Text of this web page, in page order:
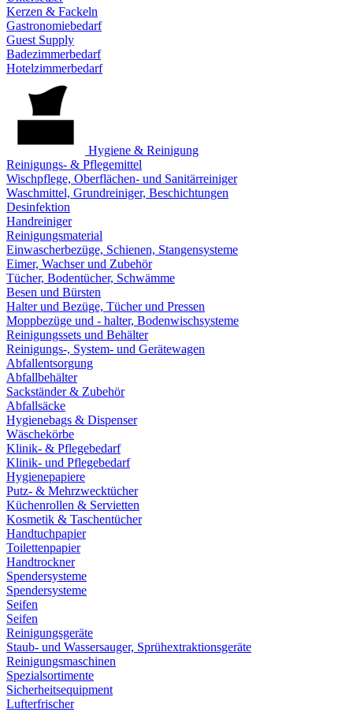
Kerzen & Fackeln
Gastronomiebedarf
Guest Supply
Badezimmerbedarf
Hotelzimmerbedarf
Hygiene & Reinigung
Reinigungs- & Pflegemittel
Wischpflege, Oberflächen- und Sanitärreiniger
Waschmittel, Grundreiniger, Beschichtungen
Desinfektion
Handreiniger
Reinigungsmaterial
Einwascherbezüge, Schienen, Stangensysteme
Eimer, Wachser und Zubehör
Tücher, Bodentücher, Schwämme
Besen und Bürsten
Halter und Bezüge, Tücher und Pressen
Moppbezüge und - halter, Bodenwischsysteme
Reinigungssets und Behälter
Reinigungs-, System- und Gerätewagen
Abfallentsorgung
Abfallbehälter
Sackständer & Zubehör
Abfallsäcke
Hygienebags & Dispenser
Wäschekörbe
Klinik- & Pflegebedarf
Klinik- und Pflegebedarf
Hygienepapiere
Putz- & Mehrzwecktücher
Küchenrollen & Servietten
Kosmetik & Taschentücher
Handtuchpapier
Toilettenpapier
Handtrockner
Spendersysteme
Spendersysteme
Seifen
Seifen
Reinigungsgeräte
Staub- und Wassersauger, Sprühextraktionsgeräte
Reinigungsmaschinen
Spezialsortimente
Sicherheitsequipment
Lufterfrischer